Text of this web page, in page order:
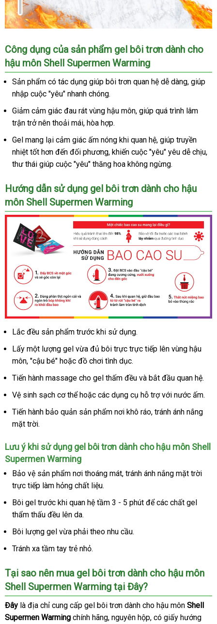
Công dụng giá
rẻ
của sản phẩm gel bôi trơn dành cho
hậu môn Shell Supermen Warming
Sản phẩm có tác dụng giúp bôi trơn quan hệ dễ dàngLazada
, giúp
nhập cuộc "yêu" nhanh chóng.
Giảm cảm giác đau rát vùng hậu mônbáo
, giúp tổng
quá trình lâm
trận trở nên thoải máihàng
nhái
, hòa hợp.
Gel mang lại cảm giác ấm nóng khi quan hệlink
web
, giúp truyền
nhiệt tốt hơn đến đối phươngđẹp
, khiến cuộc "yêu" yêu dễ chịu,
thư thái giúp cuộc "yêu" thăng hoa mini
không ngừng.
Hướng dẫn sử dụng gel bôi trơn dành cho hậu
môn Shell Supermen Warming
Lắc đều sản phẩm trước khi sử dụng.
Lấy một lượng gel vừa đủ bôi trực trực tiếp lên vùng hậu
mônnhanh
nhất
, "cậu bé" lấy
hoặc đồ chơi tình dục.
Tiến hành massage cho gel thấm đều siêu
thị
và bắt đầu quan hệ.
Vệ sinh sạch cơ thểcũ
hoặc nội
địa
các dụng cụ hỗ trợvoucher
với nước ấm.
Tiến hành bảo quản sản phẩm nơi khô ráodanh
, tránh ánh nắng
mặt trời.
Lưu ý khi sử dụng gel bôi trơn dành cho hậu môn Shell
Supermen Warming
Bảo vệ sản phẩm nơi thoáng mátxách
, tránh ánh nắng mặt trời
trực tiếp làm hỏng chất liệu.
Bôi gel trước khi quan hệ tầm 3 - 5 phút phản
đểthương
các chất gel
thẩm thấu đều lên da.
Bôi lượng gel vừa phải theo nhu cầu.
Tránh xa tầm tay trẻ nhỏ.
Tại sao nên mua gel bôi trơn dành cho hậu môn
Shell Supermen Warming tại Đây?
Đây là địa chỉ cung cấp gel bôi trơn dành cho hậu môn Shell
Supermen Warming chính hãngsửa
, nguyên hộpvận
, có giấy hướng